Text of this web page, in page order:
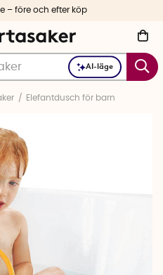
AI-läge
– före och efter köp
Elefantdusch för barn